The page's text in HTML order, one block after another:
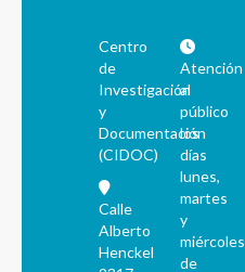
Centro
de
Investigación
y
Documentación
(CIDOC)
Calle
Alberto
Henckel
Atención
al
público
los
días
lunes,
martes
y
miércoles
de